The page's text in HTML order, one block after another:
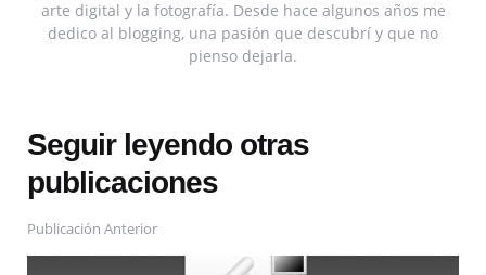
arte digital y la fotografía. Desde hace algunos años me
dedico al blogging, una pasión que descubrí y que no
pienso dejarla.
Seguir leyendo otras
publicaciones
Publicación Anterior